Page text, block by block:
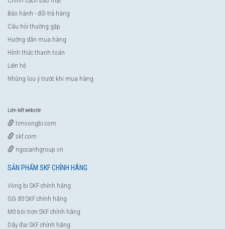
Bảo hành - đổi trả hàng
Câu hỏi thường gặp
Hướng dẫn mua hàng
Hình thức thanh toán
Liên hệ
Những lưu ý trước khi mua hàng
Liên kết website
timvongbi.com
skf.com
ngocanhgroup.vn
SẢN PHẨM SKF CHÍNH HÃNG
Vòng bi SKF chính hãng
Gối đỡ SKF chính hãng
Mỡ bôi trơn SKF chính hãng
Dây đai SKF chính hãng